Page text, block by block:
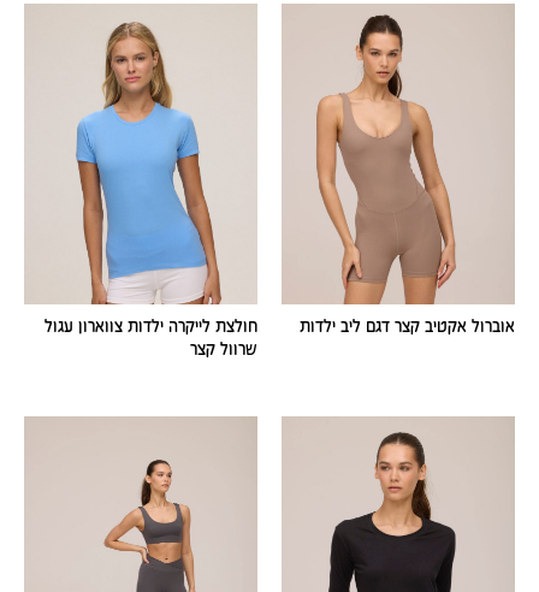
אוברול אקטיב קצר דגם ליב ילדות
חולצת לייקרה ילדות צווארון עגול
שרוול קצר